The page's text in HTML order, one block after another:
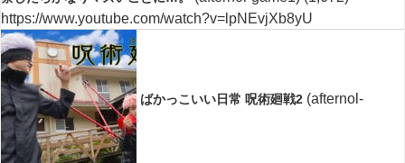
https://www.youtube.com/watch?v=lpNEvjXb8yU
ばかっこいい日常 呪術廻戦2 (afternol-